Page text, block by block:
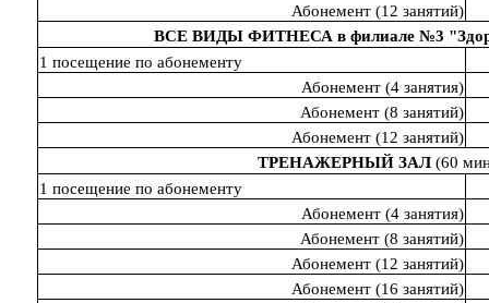
Абонемент (12 занятий)
ВСЕ ВИДЫ ФИТНЕСА в филиале №3
1 посещение по абонементу
Абонемент (4 занятия)
Абонемент (8 занятий)
Абонемент (12 занятий)
ТРЕНАЖЕРНЫЙ ЗАЛ (60
1 посещение по абонементу
Абонемент (4 занятия)
Абонемент (8 занятий)
Абонемент (12 занятий)
Абонемент (16 занятий)